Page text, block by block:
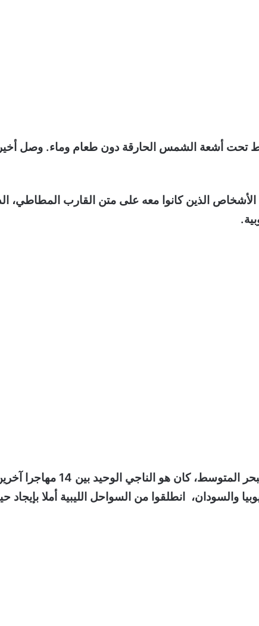
تحت أشعة الشمس الحارقة دون طعام وماء. وصل أخيرا
الذين كانوا معه على متن القارب المطاطي،
بعد أن أمضى 11 يوما على متن قارب مطاطي وسط البحر المتوسط، كان هو الناجي الوحيد بين 14
والسودان، انطلقوا من السواحل الليبية أملا بإيجاد